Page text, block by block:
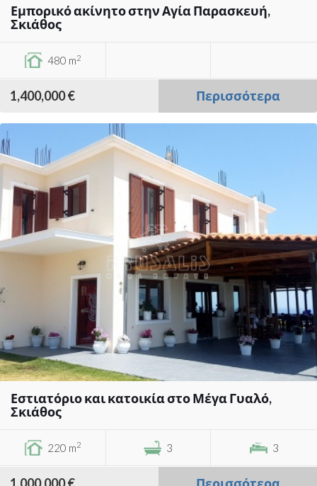
Εμπορικό ακίνητο στην Αγία Παρασκευή,
Σκιάθος
480 m2
1,400,000 € Περισσότερα
Εστιατόριο και κατοικία στο Μέγα Γυαλό,
Σκιάθος
220 m2 3 3
1,000,000 € Περισσότερα